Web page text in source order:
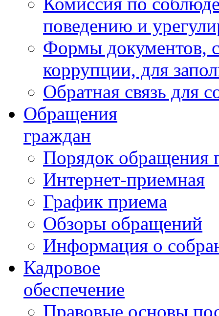
поведению и
Формы документов,
коррупции, для
Обратная связь для
Обращения
граждан
Порядок обращения
Интернет-приемная
График приема
Обзоры обращений
Информация о
Кадровое
обеспечение
Правовые основы